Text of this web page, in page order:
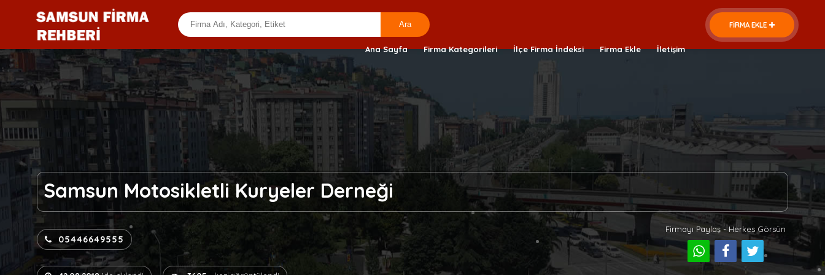
FİRMA EKLE
Ana Sayfa Firma Kategorileri İlçe Firma İndeksi Firma Ekle İletişim
Samsun Motosikletli Kuryeler Derneği
05446649555
Firmayı Paylaş - Herkes Görsün